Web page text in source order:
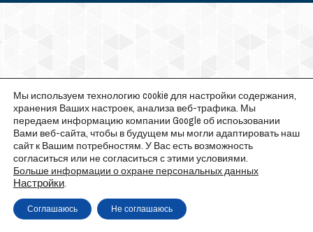
Мы используем технологию cookie для настройки содержания,
хранения Ваших настроек, анализа веб-трафика. Мы
передаем информацию компании Google об испоьзовании
Вами веб-сайта, чтобы в будущем мы могли адаптировать наш
сайт к Вашим потребностям. У Вас есть возможность
согласиться или не согласиться с этими условиями.
Больше информации о охране персональных данных
Настройки.
Соглашаюсь Не соглашаюсь